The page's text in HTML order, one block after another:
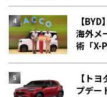
【
海外メ
術「X-
【ト
プデー